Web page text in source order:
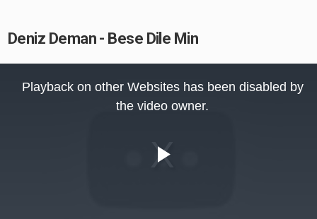
Deniz Deman - Bese Dile Min
Playback on other Websites has been disabled by
the video owner.